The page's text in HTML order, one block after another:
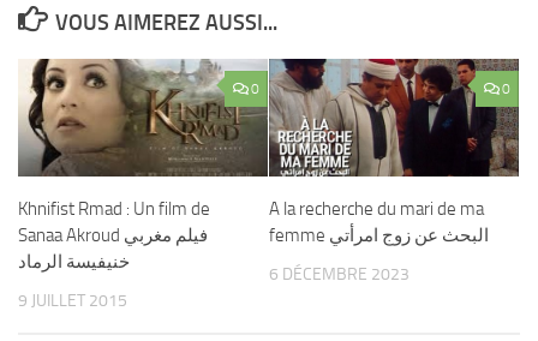
VOUS AIMEREZ AUSSI...
0
Khnifist Rmad : Un film de
Sanaa Akroud فيلم مغربي
خنيفيسة الرماد
9 JUILLET 2015
0
A la recherche du mari de ma
femme البحث عن زوج امرأتي
6 DÉCEMBRE 2023